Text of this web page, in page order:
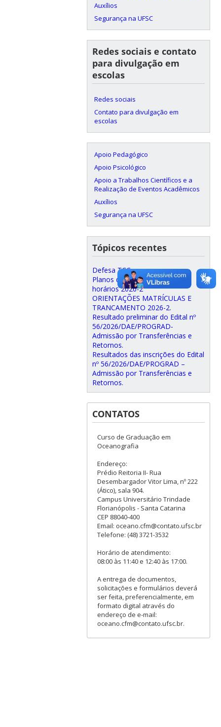
Auxílios
Segurança na UFSC
Redes sociais e contato
para divulgação em
escolas
Redes sociais
Contato para divulgação em
escolas
Apoio Pedagógico
Apoio Psicológico
Apoio a Trabalhos Científicos e a
Realização de Eventos Acadêmicos
Auxílios
Segurança na UFSC
Tópicos recentes
Defesa TCC
Planos de ensino e quadro de
horários 2026-2
ORIENTAÇÕES MATRÍCULAS E
TRANCAMENTO 2026-2.
Resultado preliminar do Edital nº
56/2026/DAE/PROGRAD-
Admissão por Transferências e
Retornos.
Resultados das inscrições do Edital
nº 56/2026/DAE/PROGRAD –
Admissão por Transferências e
Retornos.
CONTATOS
Curso de Graduação em
Oceanografia
Endereço:
Prédio Reitoria II- Rua
Desembargador Vitor Lima, nº 222
(Ático), sala 904.
Campus Universitário Trindade
Florianópolis - Santa Catarina
CEP 88040-400
Email: oceano.cfm@contato.ufsc.br
Telefone: (48) 3721-3532
Horário de atendimento:
08:00 às 11:40 e 12:40 às 17:00.
A entrega de documentos,
solicitações e formulários deverá
ser feita, preferencialmente, em
formato digital através do
endereço de e-mail:
oceano.cfm@contato.ufsc.br.